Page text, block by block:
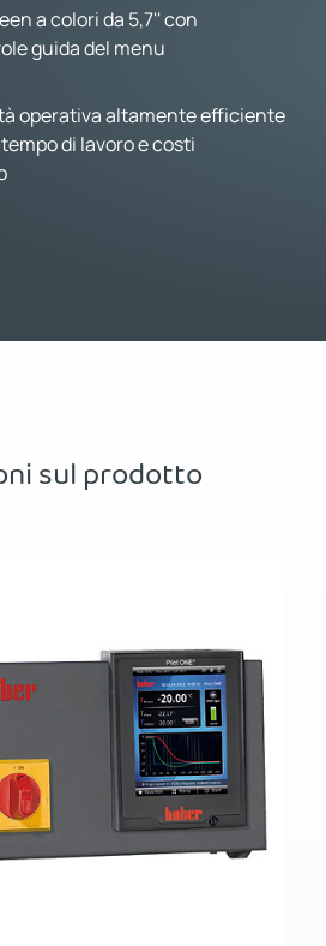
a colori da 5,7'' con
guida del menu
operativa altamente efficiente
di lavoro e costi
sul prodotto